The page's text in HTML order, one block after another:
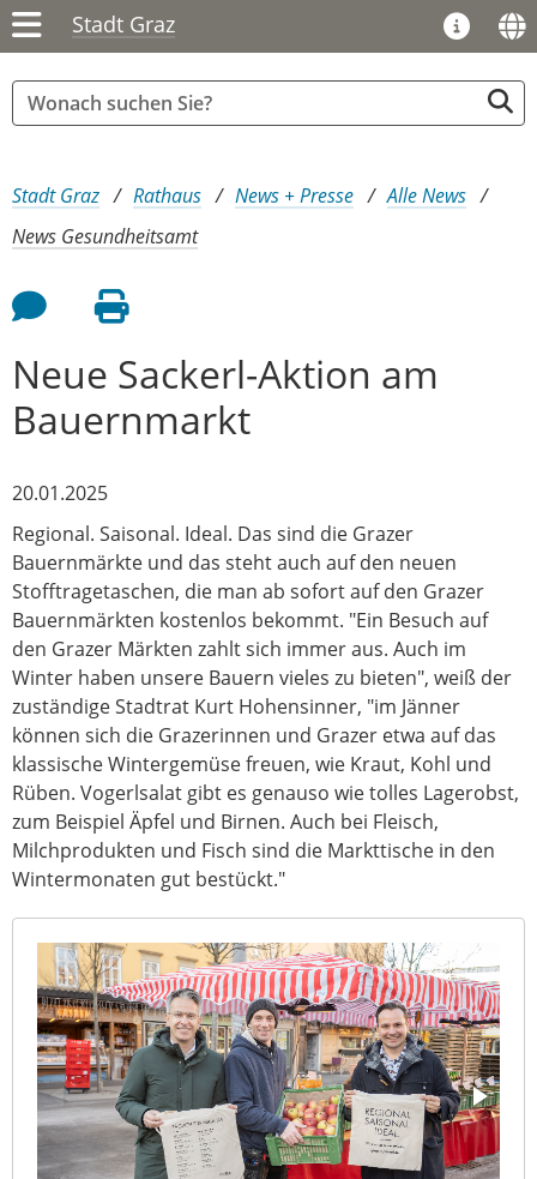
Stadt Graz
Sie sind hier:
Stadt Graz Rathaus News + Presse
Alle News
News Gesundheitsamt
Feedback an Autor
Seite drucken
Neue Sackerl-Aktion am
Bauernmarkt
20.01.2025
Regional. Saisonal. Ideal. Das sind die Grazer
Bauernmärkte und das steht auch auf den neuen
Stofftragetaschen, die man ab sofort auf den Grazer
Bauernmärkten kostenlos bekommt. "Ein Besuch auf
den Grazer Märkten zahlt sich immer aus. Auch im
Winter haben unsere Bauern vieles zu bieten", weiß der
zuständige Stadtrat Kurt Hohensinner, "im Jänner
können sich die Grazerinnen und Grazer etwa auf das
klassische Wintergemüse freuen, wie Kraut, Kohl und
Rüben. Vogerlsalat gibt es genauso wie tolles Lagerobst,
zum Beispiel Äpfel und Birnen. Auch bei Fleisch,
Milchprodukten und Fisch sind die Markttische in den
Wintermonaten gut bestückt."